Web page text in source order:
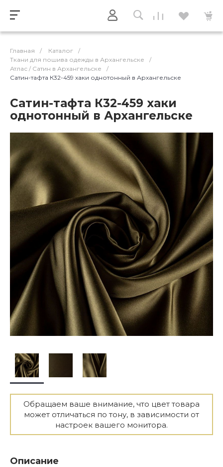
Главная / Каталог
/
Ткани для пошива одежды в Архангельске
/
Атлас / Cатин в Архангельске
/
Сатин-тафта К32-459 хаки однотонный в Архангельске
Сатин-тафта К32-459 хаки
однотонный в Архангельске
Обращаем ваше внимание, что цвет товара
может отличаться по тону, в зависимости от
настроек вашего монитора.
Описание